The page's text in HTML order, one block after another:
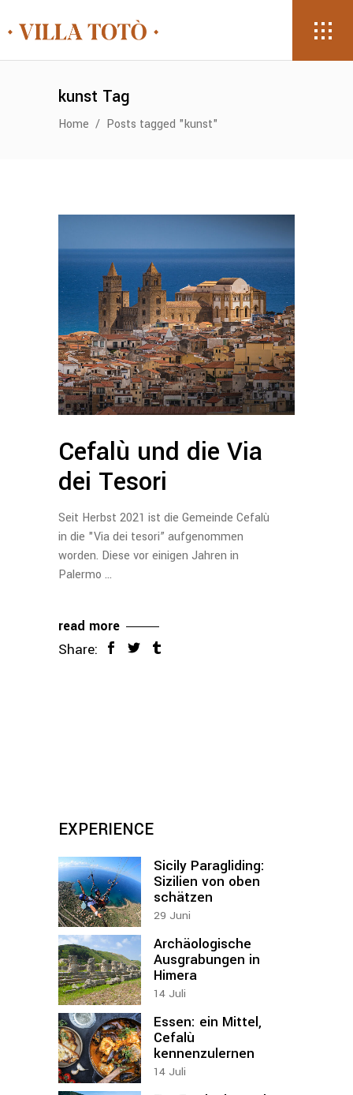
kunst Tag
Home / Posts tagged "kunst"
Cefalù und die Via
dei Tesori
Seit Herbst 2021 ist die Gemeinde Cefalù
in die "Via dei tesori” aufgenommen
worden. Diese vor einigen Jahren in
Palermo
read more
Share:
EXPERIENCE
Sicily Paragliding:
Sizilien von oben
schätzen
29 Juni
Archäologische
Ausgrabungen in
Himera
14 Juli
Essen: ein Mittel,
Cefalù
kennenzulernen
14 Juli